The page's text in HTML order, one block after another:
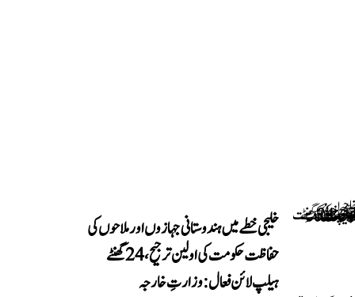
خلیجی خطے میں ہندوستانی جہازوں اور ملاحوں کی
حفاظت حکومت کی اولین ترجیح، 24 گھنٹے
ہیلپ لائن فعال: وزارتِ خارجہ